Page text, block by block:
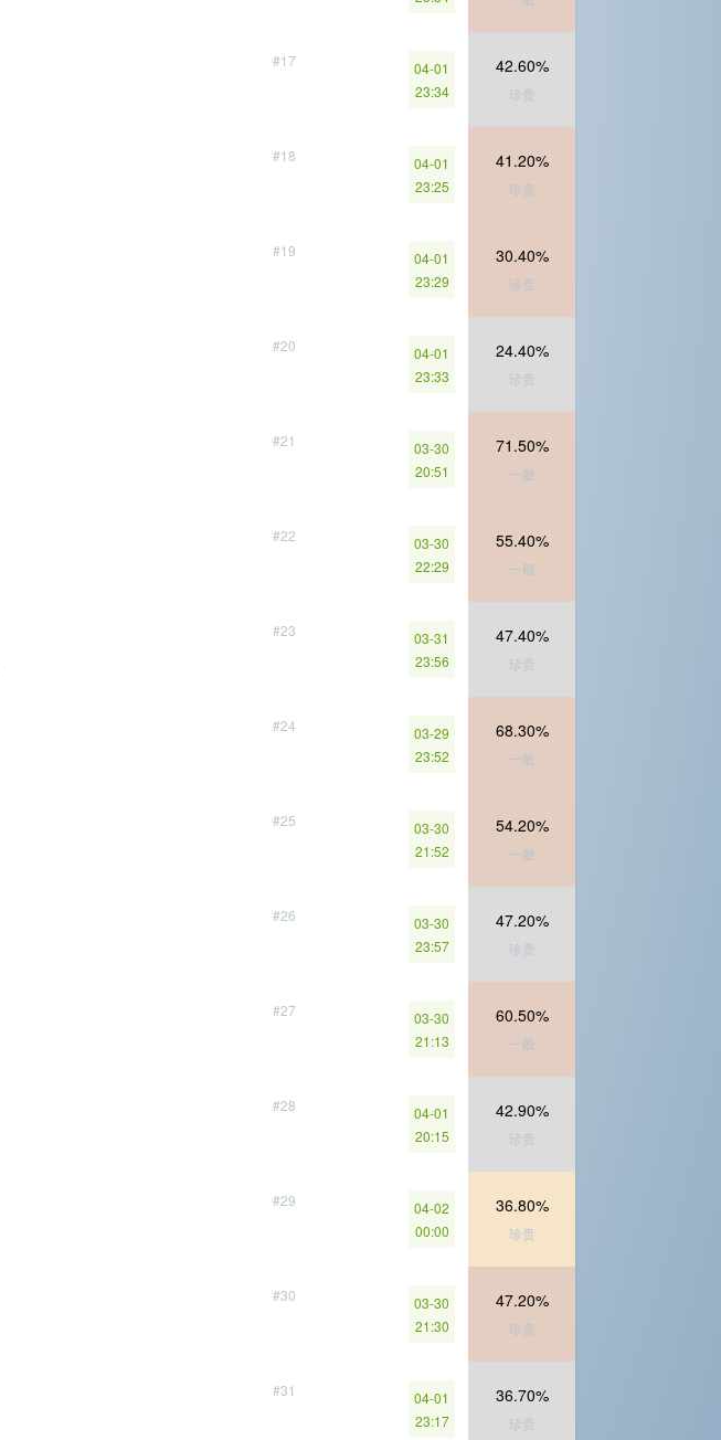
#17
04-01
23:34
42.60%
珍贵
#18
04-01
23:25
41.20%
珍贵
#19
04-01
23:29
30.40%
珍贵
#20
04-01
23:33
24.40%
珍贵
#21
03-30
20:51
71.50%
一般
#22
03-30
22:29
55.40%
一般
#23
03-31
23:56
47.40%
珍贵
#24
03-29
23:52
68.30%
一般
#25
03-30
21:52
54.20%
一般
#26
03-30
23:57
47.20%
珍贵
#27
03-30
21:13
60.50%
一般
#28
04-01
20:15
42.90%
珍贵
#29
04-02
00:00
36.80%
珍贵
#30
03-30
21:30
47.20%
珍贵
#31
04-01
23:17
36.70%
珍贵